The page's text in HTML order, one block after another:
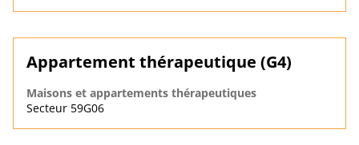
Appartement thérapeutique (G4)
Maisons et appartements thérapeutiques
Secteur 59G06